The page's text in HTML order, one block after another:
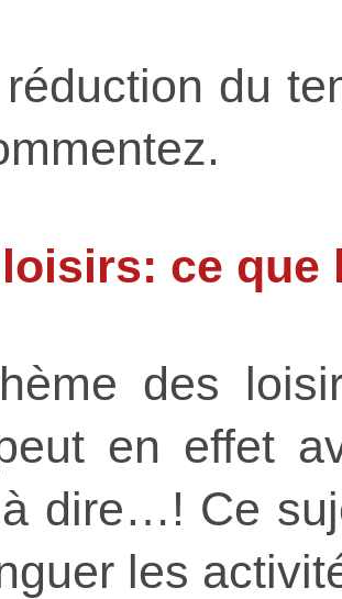
réduction du
ce que
des
en effet
dire…! Ce
les